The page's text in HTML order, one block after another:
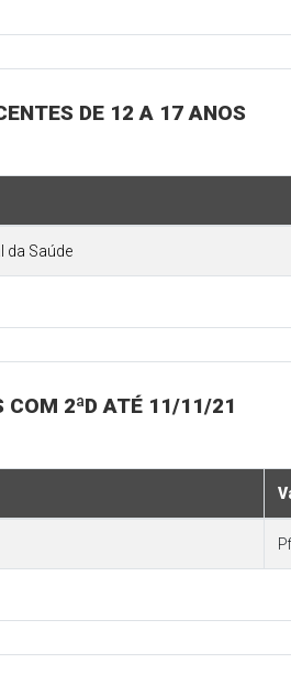
DE 12 A 17 ANOS
da Saúde
COM 2ªD ATÉ 11/11/21